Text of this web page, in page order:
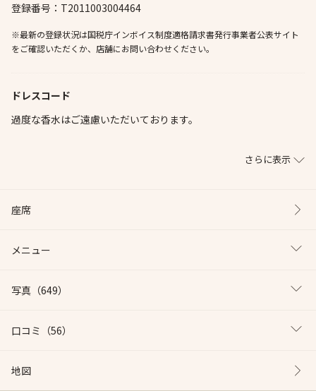
登録番号：T2011003004464
※最新の登録状況は国税庁インボイス制度適格請求書発行事業者公表サイト
をご確認いただくか、店舗にお問い合わせください。
ドレスコード
過度な香水はご遠慮いただいております。
さらに表示
座席
メニュー
写真 （649）
口コミ （56）
地図